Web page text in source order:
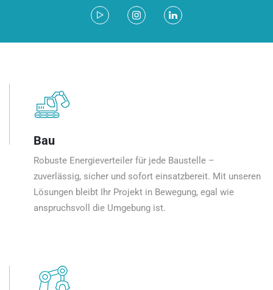
Bau
Robuste Energieverteiler für jede Baustelle –
zuverlässig, sicher und sofort einsatzbereit. Mit unseren
Lösungen bleibt Ihr Projekt in Bewegung, egal wie
anspruchsvoll die Umgebung ist.